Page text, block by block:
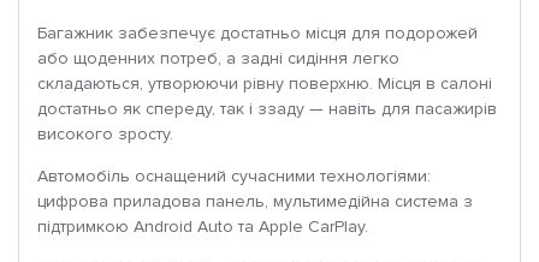
Багажник забезпечує достатньо місця для подорожей
або щоденних потреб, а задні сидіння легко
складаються, утворюючи рівну поверхню. Місця в салоні
достатньо як спереду, так і ззаду — навіть для пасажирів
високого зросту.
Автомобіль оснащений сучасними технологіями:
цифрова приладова панель, мультимедійна система з
підтримкою Android Auto та Apple CarPlay.